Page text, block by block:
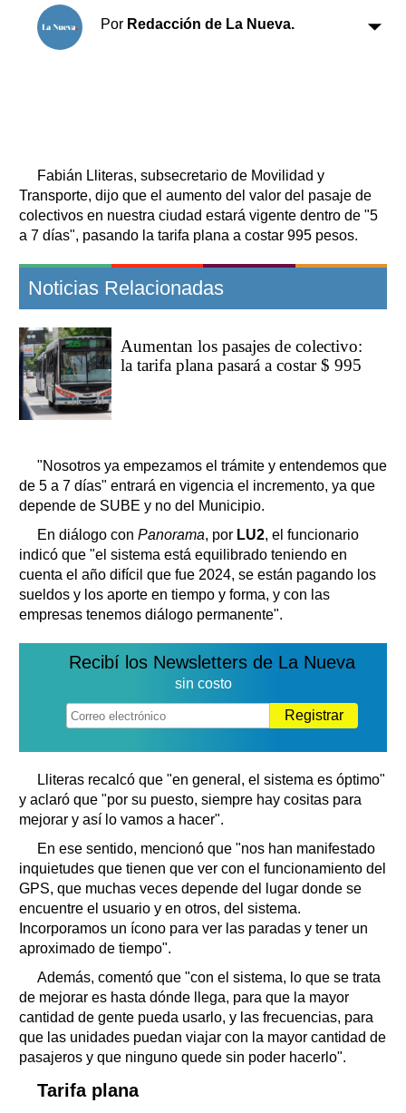
Clasificados
Horóscopo
Fúnebres
Edictos
Teléfonos de urgencia
Por Redacción de La Nueva.
Fabián Lliteras, subsecretario de Movilidad y
Transporte, dijo que el aumento del valor del pasaje de
colectivos en nuestra ciudad estará vigente dentro de "5
a 7 días", pasando la tarifa plana a costar 995 pesos.
Noticias Relacionadas
Aumentan los pasajes de colectivo:
la tarifa plana pasará a costar $ 995
"Nosotros ya empezamos el trámite y entendemos que
de 5 a 7 días" entrará en vigencia el incremento, ya que
depende de SUBE y no del Municipio.
En diálogo con Panorama, por LU2, el funcionario
indicó que "el sistema está equilibrado teniendo en
cuenta el año difícil que fue 2024, se están pagando los
sueldos y los aporte en tiempo y forma, y con las
empresas tenemos diálogo permanente".
Recibí los Newsletters de La Nueva
sin costo
Registrar
Lliteras recalcó que "en general, el sistema es óptimo"
y aclaró que "por su puesto, siempre hay cositas para
mejorar y así lo vamos a hacer".
En ese sentido, mencionó que "nos han manifestado
inquietudes que tienen que ver con el funcionamiento del
GPS, que muchas veces depende del lugar donde se
encuentre el usuario y en otros, del sistema.
Incorporamos un ícono para ver las paradas y tener un
aproximado de tiempo".
Además, comentó que "con el sistema, lo que se trata
de mejorar es hasta dónde llega, para que la mayor
cantidad de gente pueda usarlo, y las frecuencias, para
que las unidades puedan viajar con la mayor cantidad de
pasajeros y que ninguno quede sin poder hacerlo".
Tarifa plana